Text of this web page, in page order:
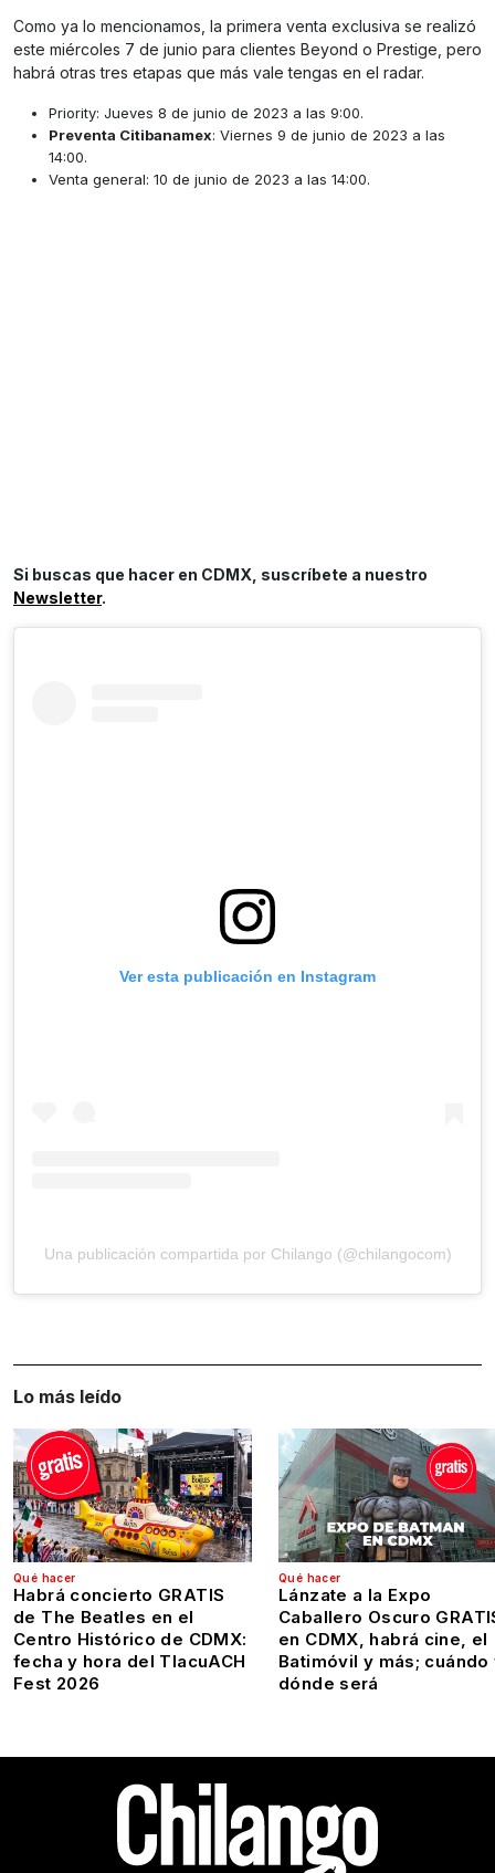
Como ya lo mencionamos, la primera venta exclusiva se realizó
este miércoles 7 de junio para clientes Beyond o Prestige, pero
habrá otras tres etapas que más vale tengas en el radar.
Priority: Jueves 8 de junio de 2023 a las 9:00.
Preventa Citibanamex: Viernes 9 de junio de 2023 a las
14:00.
Venta general: 10 de junio de 2023 a las 14:00.
Si buscas que hacer en CDMX, suscríbete a nuestro
Newsletter.
Ver esta publicación en Instagram
Una publicación compartida por Chilango (@chilangocom)
Lo más leído
Qué hacer
Habrá concierto GRATIS
de The Beatles en el
Centro Histórico de CDMX:
fecha y hora del TlacuACH
Fest 2026
Qué hacer
Lánzate a la Expo
Caballero Oscuro
en CDMX, habrá cine, el
Batimóvil y más; cuándo
dónde será